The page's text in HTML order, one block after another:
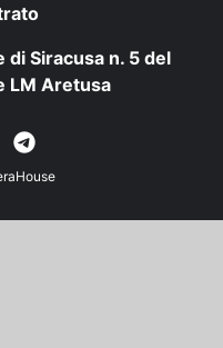
di Siracusa n. 5 del
LM Aretusa